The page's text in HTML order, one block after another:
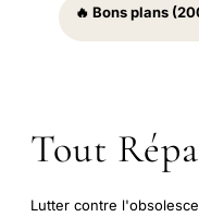
🔥 Bons plans
Tout
Lutter contre